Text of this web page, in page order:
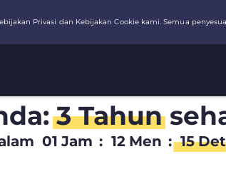
3 Tahun
01 Jam : 12 Men : 14 Det